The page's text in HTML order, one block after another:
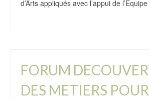
d’Arts appliqués avec l’appui de
FORUM
DES METIERS